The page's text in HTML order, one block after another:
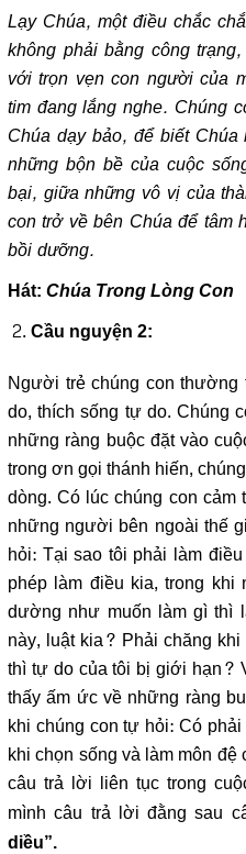
Lạy Chúa, một điều chắc
không phải bằng công
với trọn vẹn con người của
tim đang lắng nghe. Chúng
Chúa dạy bảo, để biết
những bộn bề của cuộc
bại, giữa những vô vị của
con trở về bên Chúa để tâm
bồi dưỡng.
Hát: Chúa Trong Lòng Con
Cầu nguyện 2:
Người trẻ chúng con
do, thích sống tự do. Chúng
những ràng buộc đặt vào
trong ơn gọi thánh hiến,
dòng. Có lúc chúng con
những người bên ngoài thế
hỏi: Tại sao tôi phải làm
phép làm điều kia, trong
dường như muốn làm gì thì
này, luật kia? Phải chăng
thì tự do của tôi bị giới hạn?
thấy ấm ức về những ràng
khi chúng con tự hỏi: Có
khi chọn sống và làm môn
câu trả lời liên tục trong
mình câu trả lời đằng sau
diều”.